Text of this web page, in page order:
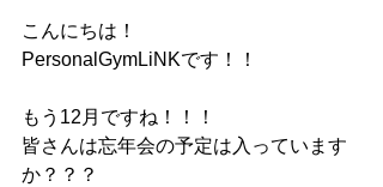
こんにちは！
PersonalGymLiNKです！！
もう12月ですね！！！
皆さんは忘年会の予定は入っています
か？？？